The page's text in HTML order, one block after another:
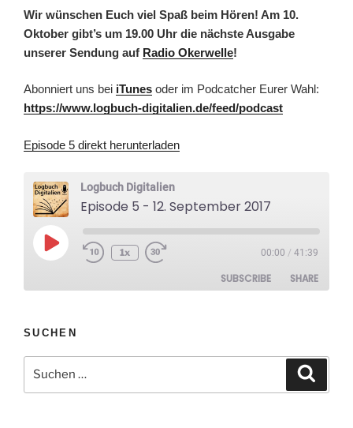
Wir wünschen Euch viel Spaß beim Hören! Am 10.
Oktober gibt’s um 19.00 Uhr die nächste Ausgabe
unserer Sendung auf Radio Okerwelle!
Abonniert uns bei iTunes oder im Podcatcher Eurer Wahl:
https://www.logbuch-digitalien.de/feed/podcast
Episode 5 direkt herunterladen
Logbuch Digitalien
Episode 5 - 12. September 2017
Play
Episode
Rewind
1x
seconds
00:00 / 41:39
SUBSCRIBE SHARE
RSS FEED
LINK
EMBED
SUCHEN
nach: